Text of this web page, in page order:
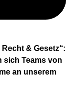
& Gesetz“:
sich Teams von
an unserem